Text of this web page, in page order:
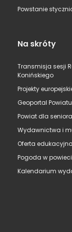
Powstanie
Na skróty
Transmisja sesji
Konińskiego
Projekty
Geoportal
Powiat dla seniora
Wydawnictwa i
Oferta edukacyjna
Pogoda w
Kalendarium